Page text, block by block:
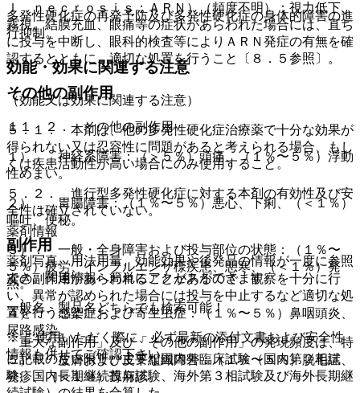
ｌ ｎｅｃｒｏｓｉｓ：ＡＲＮ）（頻度不明）：視力低下、
霧視、結膜充血、眼痛等の症状があらわれた場合には、直ち
に投与を中断し、眼科的検査等によりＡＲＮ発症の有無を確
認するとともに、適切な処置を行うこと〔８．５参照〕。
その他の副作用
１１．２． その他の副作用
１）． 神経系障害：（＞５％）頭痛、（１％〜５％）浮動
性めまい。
２）． 胃腸障害：（１％〜５％）悪心、下痢、（＜１％）
嘔吐、便秘。
３）． 一般・全身障害および投与部位の状態：（１％〜
５％）疲労、インフルエンザ様疾患、悪寒、（＜１％）発
熱。
４）． 感染症および寄生虫症：（１％〜５％）鼻咽頭炎、
尿路感染。
５）． 皮膚および皮下組織障害：（１％〜５％）脱毛症、
発疹、（＜１％）蕁麻疹。
多発性硬化症の再発予防及び多発性硬化症の身体的障害の進
行抑制。
効能・効果に関連する注意
（効能又は効果に関連する注意）
５．１． 本剤は、他の多発性硬化症治療薬で十分な効果が
得られない又は忍容性に問題があると考えられる場合、もし
くは疾患活動性が高い場合にのみ使用すること。
５．２． 進行型多発性硬化症に対する本剤の有効性及び安
全性は確立されていない。
副作用
次の副作用があらわれることがあるので、観察を十分に行
い、異常が認められた場合には投与を中止するなど適切な処
置を行うこと。
「重大な副作用」及び「その他の副作用」の発現頻度は、特
に記載のない限り、主要な国内外臨床試験（国内第２相試
験、国内長期継続投与試験、海外第３相試験及び海外長期継
薬剤情報
薬剤写真、用法用量、効能効果や後発品の情報が一度に参照
でき、関連情報へ簡単にアクセスができます。
一般名、製品名どちらでも検索可能！
※ ご使用いただく際に、必ず最新の添付文書および安全性
情報も併せてご確認下さい。